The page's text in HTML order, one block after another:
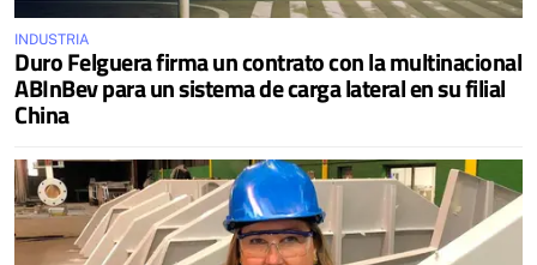
INDUSTRIA
Duro Felguera firma un contrato con la multinacional
ABInBev para un sistema de carga lateral en su filial
China